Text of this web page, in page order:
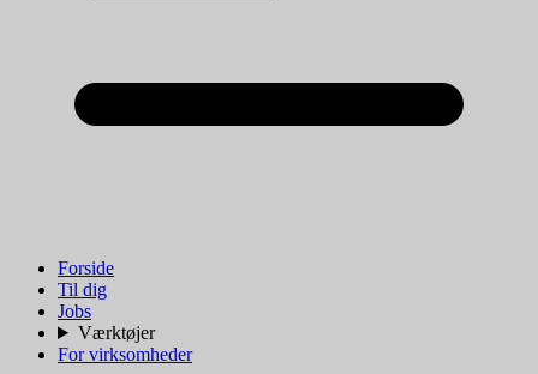
Forside
Til dig
Jobs
Værktøjer
For virksomheder